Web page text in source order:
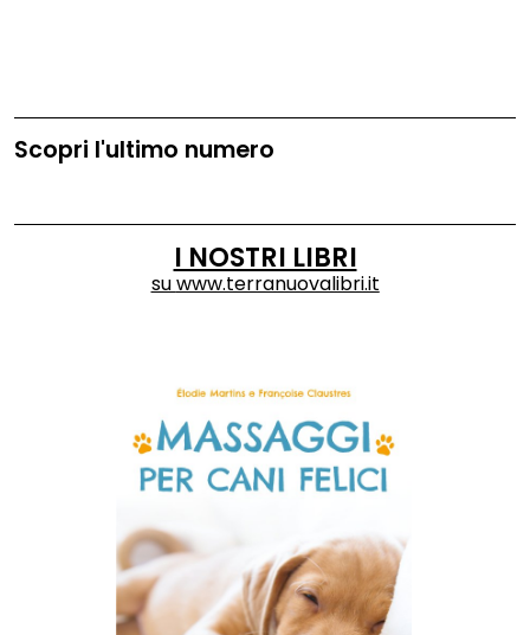
Scopri l'ultimo numero
I NOSTRI LIBRI
suwww.terranuovalibri.it